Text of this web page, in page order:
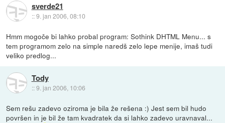
sverde21
::9. jan 2006, 08:10
Hmm mogoče bi lahko probal program: Sothink DHTML Menu... s
tem programom zelo na simple naredš zelo lepe menije, imaš tudi
veliko predlog...
Tody
::9. jan 2006, 10:06
Sem rešu zadevo oziroma je bila že rešena :) Jest sem bil hudo
površen in je bil že tam kvadratek da si lahko zadevo uravnaval...